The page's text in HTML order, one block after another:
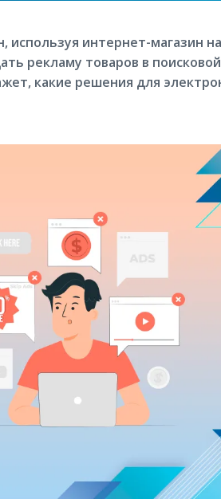
используя интернет-магазин на
рекламу товаров в поисковой
какие решения для